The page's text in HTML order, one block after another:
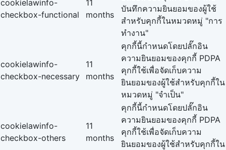
cookielawinfo-
checkbox-functional
11
months
บันทึกความยินยอมของผู้ใช้
สำหรับคุกกี้ในหมวดหมู่ "การ
ทำงาน"
cookielawinfo-
checkbox-necessary
11
months
คุกกี้นี้กำหนดโดยปลั๊กอิน
ความยินยอมของคุกกี้ PDPA
คุกกี้ใช้เพื่อจัดเก็บความ
ยินยอมของผู้ใช้สำหรับคุกกี้ใน
หมวดหมู่ "จำเป็น"
cookielawinfo-
checkbox-others
11
months
คุกกี้นี้กำหนดโดยปลั๊กอิน
ความยินยอมของคุกกี้ PDPA
คุกกี้ใช้เพื่อจัดเก็บความ
ยินยอมของผู้ใช้สำหรับคุกกี้ใน